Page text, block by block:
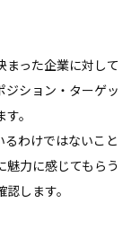
まった企業に対して
ジション・ターゲッ
。
わけではないこと
力に感じてもらう
します。